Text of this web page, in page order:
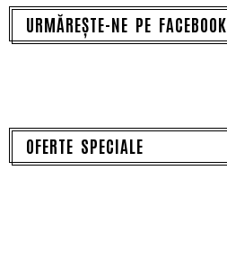
URMĂREȘTE-NE PE FACEBOOK
OFERTE SPECIALE